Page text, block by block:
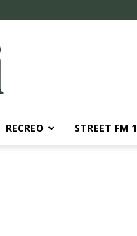
RECREO STREET FM